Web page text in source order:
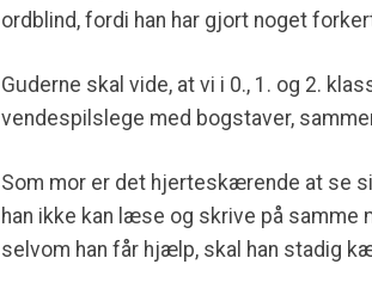
ordblind, fordi han har gjort noget
Guderne skal vide, at vi i 0., 1. og 2.
vendespilslege med bogstaver,
Som mor er det hjerteskærende at se
han ikke kan læse og skrive på samme
selvom han får hjælp, skal han stadig